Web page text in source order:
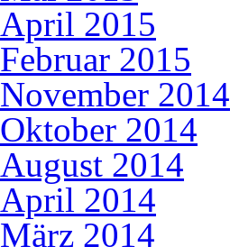
April 2015
Februar 2015
November 2014
Oktober 2014
August 2014
April 2014
März 2014